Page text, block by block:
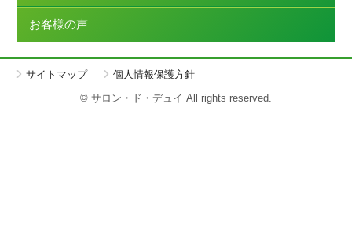
お客様の声
サイトマップ
個人情報保護方針
© サロン・ド・デュイ All rights reserved.